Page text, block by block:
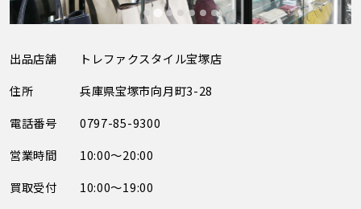
出品店舗
トレファクスタイル宝塚店
住所
兵庫県宝塚市向月町3-28
電話番号
0797-85-9300
営業時間
10:00～20:00
買取受付
10:00～19:00